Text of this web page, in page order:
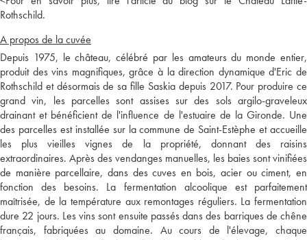
Rothschild.
A propos de la cuvée
Depuis 1975, le château, célébré par les amateurs du monde entier,
produit des vins magnifiques, grâce à la direction dynamique d'Eric de
Rothschild et désormais de sa fille Saskia depuis 2017. Pour produire ce
grand vin, les parcelles sont assises sur des sols argilo-graveleux
drainant et bénéficient de l'influence de l'estuaire de la Gironde. Une
des parcelles est installée sur la commune de Saint-Estèphe et accueille
les plus vieilles vignes de la propriété, donnant des raisins
extraordinaires. Après des vendanges manuelles, les baies sont vinifiées
de manière parcellaire, dans des cuves en bois, acier ou ciment, en
fonction des besoins. La fermentation alcoolique est parfaitement
maîtrisée, de la température aux remontages réguliers. La fermentation
dure 22 jours. Les vins sont ensuite passés dans des barriques de chêne
français, fabriquées au domaine. Au cours de l'élevage, chaque